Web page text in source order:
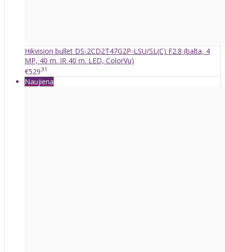
Hikvision bullet DS-2CD2T47G2P-LSU/SL(C) F2.8 (balta, 4
MP, 40 m. IR 40 m. LED, ColorVu)
€52931
Naujiena